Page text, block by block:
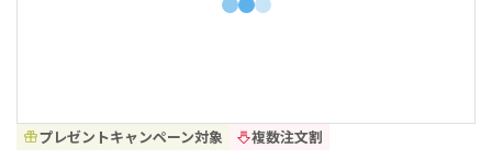
プレゼントキャンペーン対象 複数注文割